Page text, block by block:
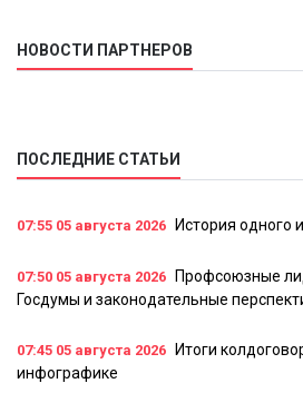
НОВОСТИ ПАРТНЕРОВ
ПОСЛЕДНИЕ СТАТЬИ
07:55 05 августа 2026 История одного
07:50 05 августа 2026
Профсоюзные
Госдумы и законодательные
07:45 05 августа 2026
Итоги
инфографике